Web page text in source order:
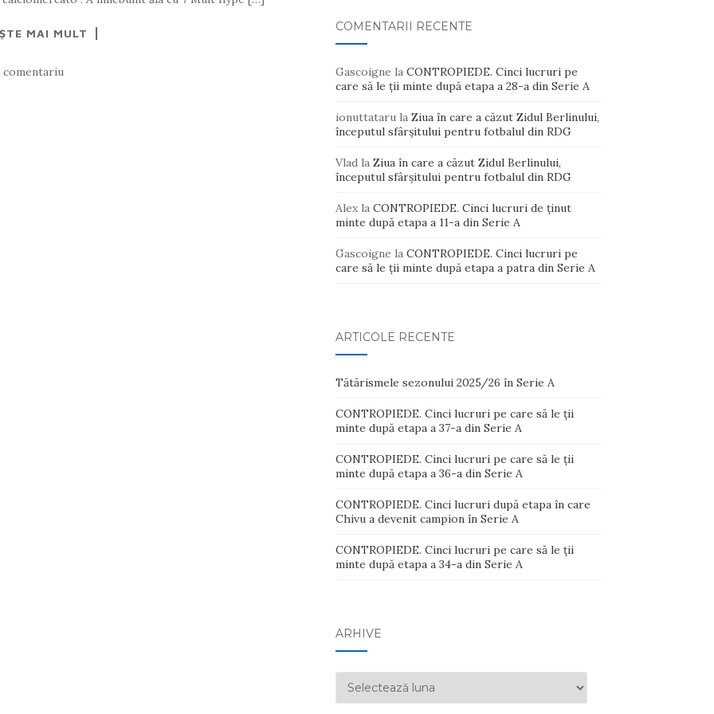
MAI MULT
comentariu
COMENTARII RECENTE
Gascoigne la CONTROPIEDE. Cinci lucruri pe
care să le ții minte după etapa a 28-a din Serie A
ionuttatarula Ziua în care a căzut Zidul Berlinului,
începutul sfârșitului pentru fotbalul din RDG
Vladla Ziua în care a căzut Zidul Berlinului,
începutul sfârșitului pentru fotbalul din RDG
Alexla CONTROPIEDE. Cinci lucruri de ținut
minte după etapa a 11-a din Serie A
Gascoigne la CONTROPIEDE. Cinci lucruri pe
care să le ții minte după etapa a patra din Serie A
ARTICOLE RECENTE
Tătărismele sezonului 2025/26 în Serie A
CONTROPIEDE. Cinci lucruri pe care să le ții
minte după etapa a 37-a din Serie A
CONTROPIEDE. Cinci lucruri pe care să le ții
minte după etapa a 36-a din Serie A
CONTROPIEDE. Cinci lucruri după etapa în care
Chivu a devenit campion în Serie A
CONTROPIEDE. Cinci lucruri pe care să le ții
minte după etapa a 34-a din Serie A
ARHIVE
Arhive